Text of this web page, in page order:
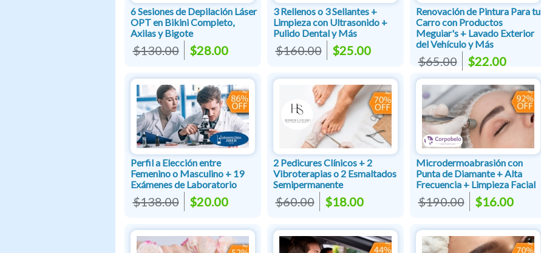
6 Sesiones de Depilación Láser
OPT en Bikini Completo,
Axilas y Bigote
$130.00 $28.00
3 Rellenos o 3 Sellantes +
Limpieza con Ultrasonido +
Pulido Dental y Más
$160.00 $25.00
Renovación de Pintura Para tu
Carro con Productos
Meguiar's + Lavado Exterior
del Vehículo y Más
$65.00 $22.00
Perfil a Elección entre
Femenino o Masculino + 19
Exámenes de Laboratorio
$138.00 $20.00
2 Pedicures Clínicos + 2
Vibroterapias o 2 Esmaltados
Semipermanente
$60.00 $18.00
Microdermoabrasión con
Punta de Diamante + Alta
Frecuencia + Limpieza Facial
$190.00 $16.00